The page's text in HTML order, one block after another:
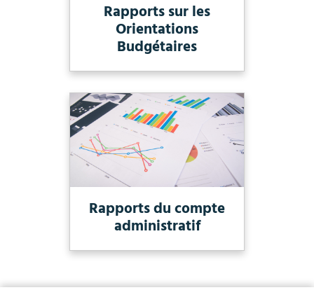
Rapports sur les
Orientations
Budgétaires
Rapports du compte
administratif